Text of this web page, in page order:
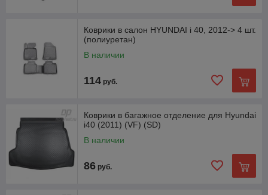
Коврики в салон HYUNDAI i 40, 2012-> 4 шт.
(полиуретан)
В наличии
114 руб.
Коврики в багажное отделение для Hyundai
i40 (2011) (VF) (SD)
В наличии
86 руб.